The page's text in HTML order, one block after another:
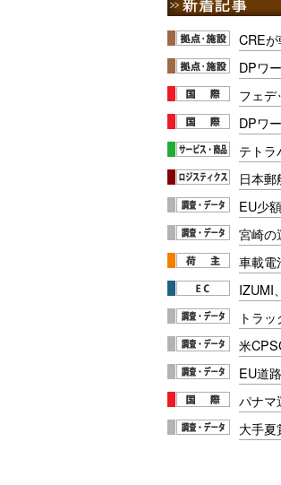
CRE
DPワ
フェ
DPワ
テト
日本
EU少
宮崎の
車載電
IZUMI
トラ
米
EU道
パナマ
大手夏